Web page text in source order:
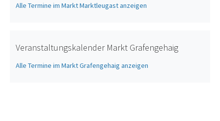
Alle Termine im Markt Marktleugast anzeigen
Veranstaltungskalender Markt Grafengehaig
Alle Termine im Markt Grafengehaig anzeigen